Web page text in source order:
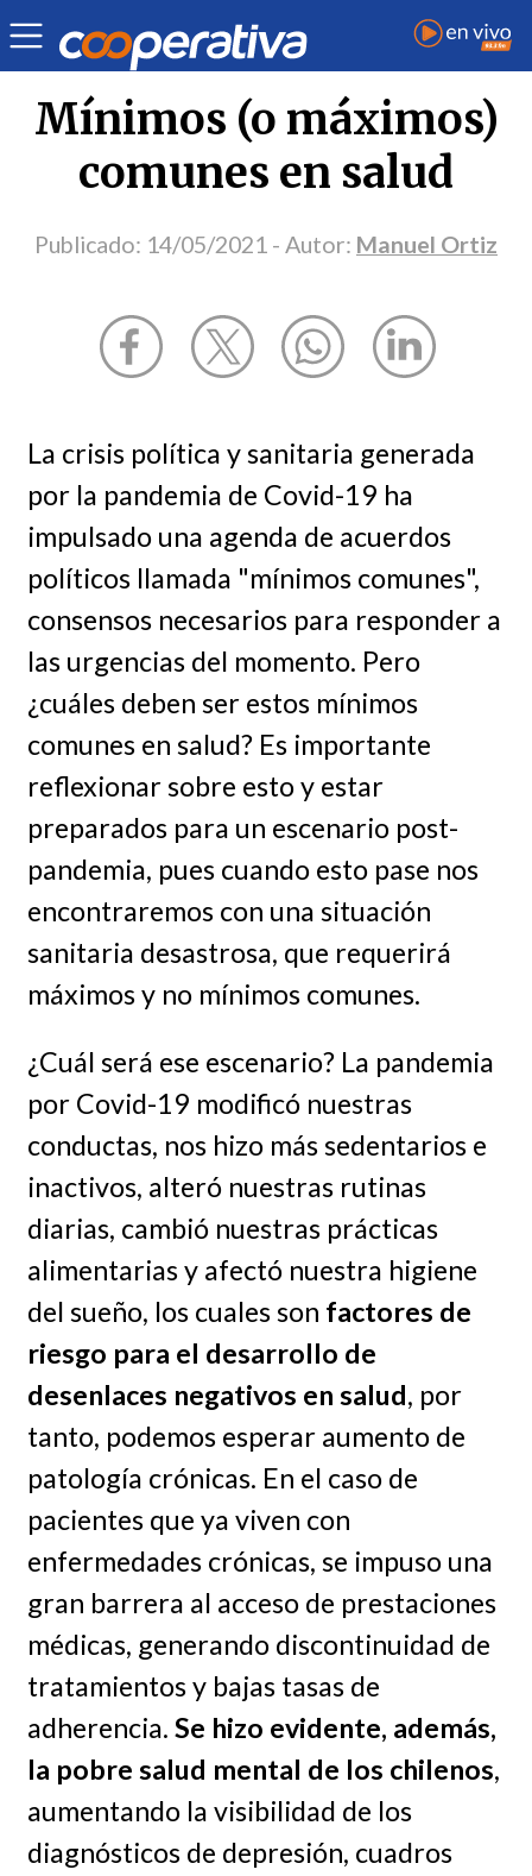
Opinión | Manuel Ortiz
Mínimos (o máximos)
comunes en salud
Publicado: 14/05/2021 - Autor: Manuel Ortiz
La crisis política y sanitaria generada
por la pandemia de Covid-19 ha
impulsado una agenda de acuerdos
políticos llamada "mínimos comunes",
consensos necesarios para responder a
las urgencias del momento. Pero
¿cuáles deben ser estos mínimos
comunes en salud? Es importante
reflexionar sobre esto y estar
preparados para un escenario post-
pandemia, pues cuando esto pase nos
encontraremos con una situación
sanitaria desastrosa, que requerirá
máximos y no mínimos comunes.
¿Cuál será ese escenario? La pandemia
por Covid-19 modificó nuestras
conductas, nos hizo más sedentarios e
inactivos, alteró nuestras rutinas
diarias, cambió nuestras prácticas
alimentarias y afectó nuestra higiene
del sueño, los cuales son factores de
riesgo para el desarrollo de
desenlaces negativos en salud, por
tanto, podemos esperar aumento de
patología crónicas. En el caso de
pacientes que ya viven con
enfermedades crónicas, se impuso una
gran barrera al acceso de prestaciones
médicas, generando discontinuidad de
tratamientos y bajas tasas de
adherencia. Se hizo evidente, además,
la pobre salud mental de los chilenos,
aumentando la visibilidad de los
diagnósticos de depresión, cuadros